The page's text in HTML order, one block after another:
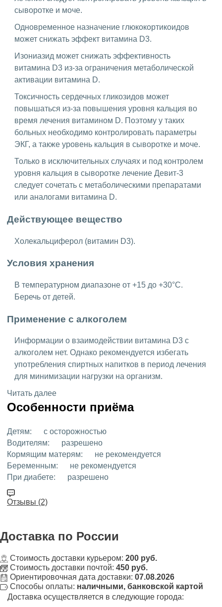
сыворотке и моче.
Одновременное назначение глюкокортикоидов
может снижать эффект витамина D3.
Изониазид может снижать эффективность
витамина D3 из-за ограничения метаболической
активации витамина D.
Токсичность сердечных гликозидов может
повышаться из-за повышения уровня кальция во
время лечения витамином D. Поэтому у таких
больных необходимо контролировать параметры
ЭКГ, а также уровень кальция в сыворотке и моче.
Только в исключительных случаях и под контролем
уровня кальция в сыворотке лечение Девит-3
следует сочетать с метаболическими препаратами
или аналогами витамина D.
Действующее вещество
Холекальциферол (витамин D3).
Условия хранения
В температурном диапазоне от +15 до +30°C.
Беречь от детей.
Применение с алкоголем
Информации о взаимодействии витамина D3 с
алкоголем нет. Однако рекомендуется избегать
употребления спиртных напитков в период лечения
для минимизации нагрузки на организм.
Читать далее
Особенности приёма
Детям:
с осторожностью
Водителям:
разрешено
Кормящим матерям:
не рекомендуется
Беременным:
не рекомендуется
При диабете:
разрешено
Отзывы (2)
Доставка по России
Стоимость доставки курьером: 200 руб.
Стоимость доставки почтой: 450 руб.
Ориентировочная дата доставки: 07.08.2026
Способы оплаты: наличными, банковской картой
Доставка осуществляется в следующие города: